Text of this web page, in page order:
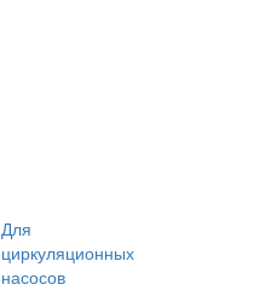
Для
циркуляционных
насосов